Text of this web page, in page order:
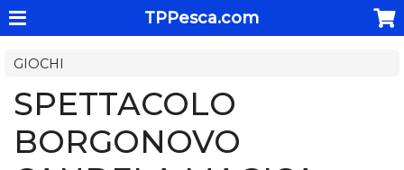
TPPesca.com
GIOCHI
SPETTACOLO
BORGONOVO